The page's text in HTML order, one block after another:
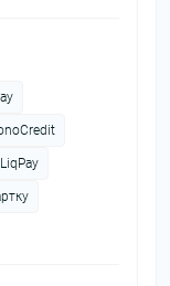
LiqPay